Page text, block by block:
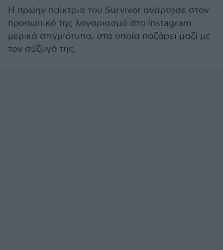
Η πρώην παίκτρια του Survivor ανάρτησε στον
προσωπικό της λογαριασμό στο Instagram
μερικά στιγμιότυπα, στα οποία ποζάρει μαζί με
τον σύζυγό της.